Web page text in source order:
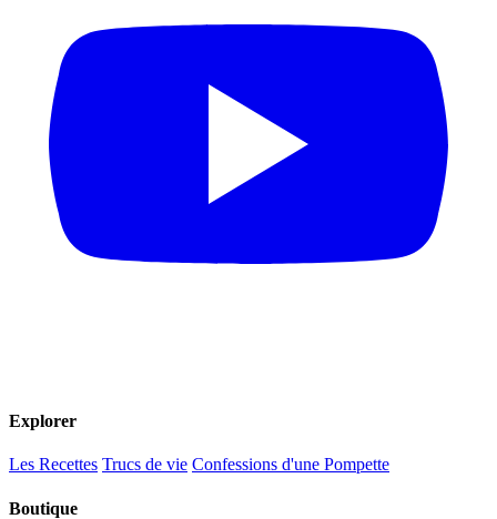
Explorer
Les Recettes Trucs de vie Confessions d'une Pompette
Boutique